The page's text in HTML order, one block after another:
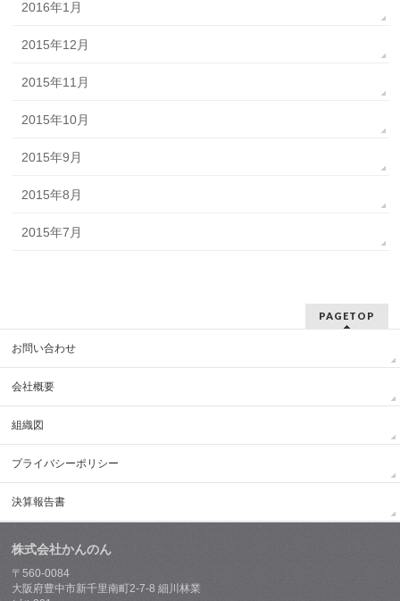
2016年1月
2015年12月
2015年11月
2015年10月
2015年9月
2015年8月
2015年7月
PAGETOP
お問い合わせ
会社概要
組織図
プライバシーポリシー
決算報告書
株式会社かんのん
〒560-0084
大阪府豊中市新千里南町2-7-8 細川林業